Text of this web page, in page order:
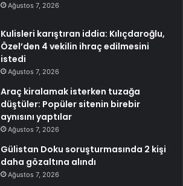
Ağustos 7, 2026
Kulisleri karıştıran iddia: Kılıçdaroğlu,
Özel’den 4 vekilin ihraç edilmesini
istedi
Ağustos 7, 2026
Araç kiralamak isterken tuzağa
düştüler: Popüler sitenin birebir
aynısını yaptılar
Ağustos 7, 2026
Gülistan Doku soruşturmasında 2 kişi
daha gözaltına alındı
Ağustos 7, 2026